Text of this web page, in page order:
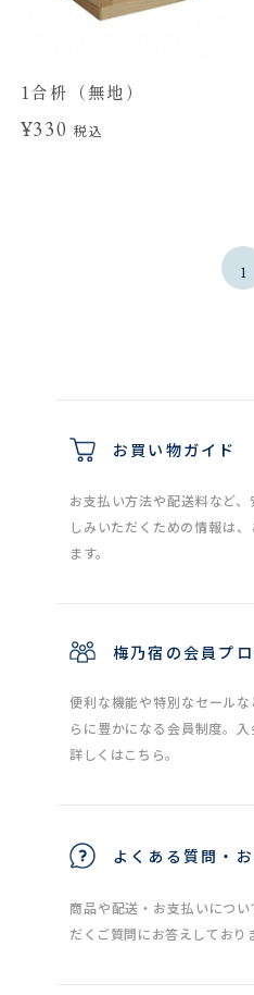
1合枡（無地）
¥330税込
1
お買い物ガイド
お支払い方法や配送料など
しみいただくための情報は
ます。
梅乃宿の会員プ
便利な機能や特別なセール
らに豊かになる会員制度。入
詳しくはこちら。
よくある質問・
商品や配送・お支払いにつ
だくご質問にお答えしており